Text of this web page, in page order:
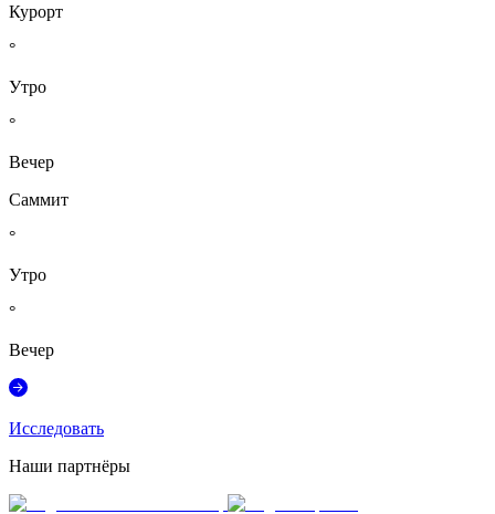
Курорт
°
Утро
°
Вечер
Саммит
°
Утро
°
Вечер
Исследовать
Наши партнёры